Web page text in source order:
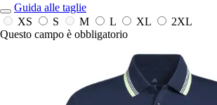
Guida alle taglie
XS
S M L XL
2XL
Questo campo è obbligatorio